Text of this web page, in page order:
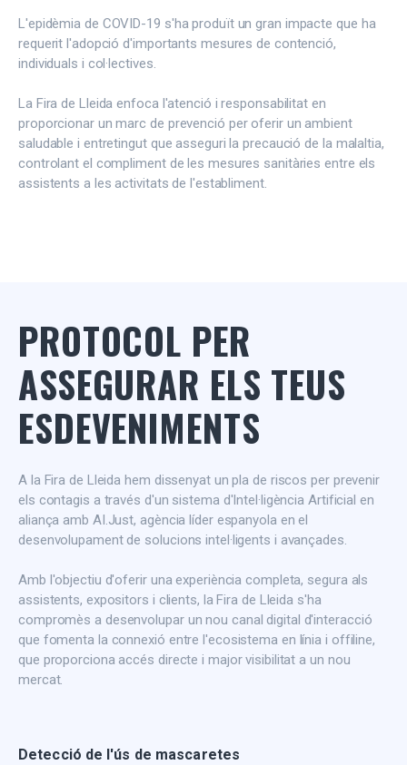
L'epidèmia de COVID-19 s'ha produït un gran impacte que ha
requerit l'adopció d'importants mesures de contenció,
individuals i col·lectives.
La Fira de Lleida enfoca l'atenció i responsabilitat en
proporcionar un marc de prevenció per oferir un ambient
saludable i entretingut que asseguri la precaució de la malaltia,
controlant el compliment de les mesures sanitàries entre els
assistents a les activitats de l'establiment.
PROTOCOL PER
ASSEGURAR ELS TEUS
ESDEVENIMENTS
A la Fira de Lleida hem dissenyat un pla de riscos per prevenir
els contagis a través d'un sistema d'Intel·ligència Artificial en
aliança amb AI.Just, agència líder espanyola en el
desenvolupament de solucions intel·ligents i avançades.
Amb l'objectiu d'oferir una experiència completa, segura als
assistents, expositors i clients, la Fira de Lleida s'ha
compromès a desenvolupar un nou canal digital d'interacció
que fomenta la connexió entre l'ecosistema en línia i offiline,
que proporciona accés directe i major visibilitat a un nou
mercat.
Detecció de l'ús de mascaretes